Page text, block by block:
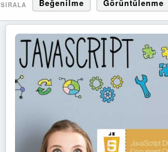
SIRALA Beğenilme Görüntülenme